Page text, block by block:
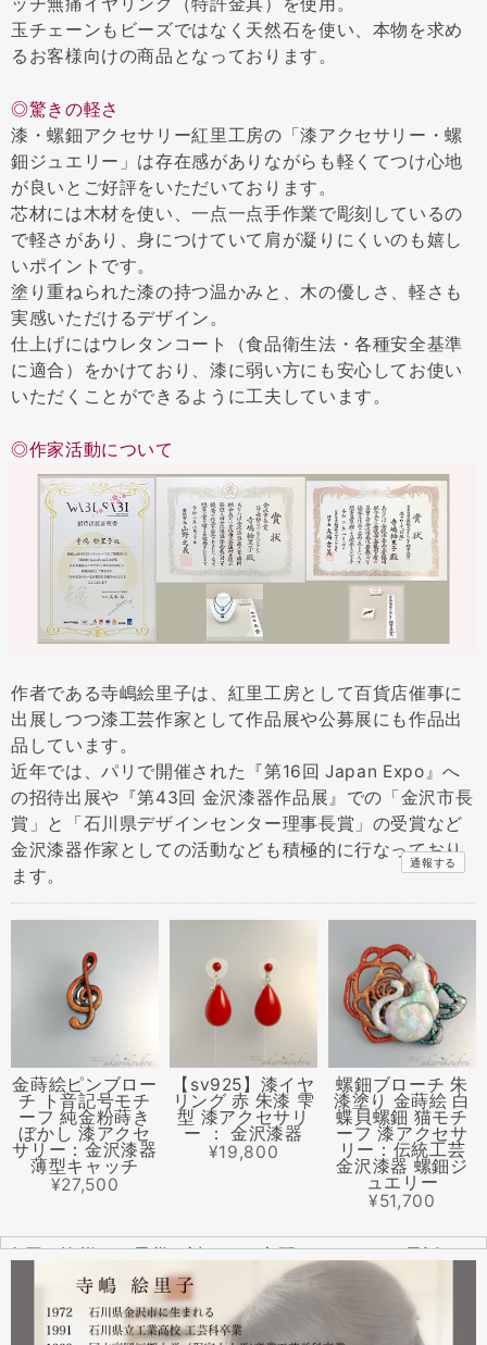
玉チェーンもビーズではなく天然石を使い、本物を求め
るお客様向けの商品となっております。
◎驚きの軽さ
漆・螺鈿アクセサリー紅里工房の「漆アクセサリー・螺
鈿ジュエリー」は存在感がありながらも軽くてつけ心地
が良いとご好評をいただいております。
芯材には木材を使い、一点一点手作業で彫刻しているの
で軽さがあり、身につけていて肩が凝りにくいのも嬉し
いポイントです。
塗り重ねられた漆の持つ温かみと、木の優しさ、軽さも
実感いただけるデザイン。
仕上げにはウレタンコート（食品衛生法・各種安全基準
に適合）をかけており、漆に弱い方にも安心してお使い
いただくことができるように工夫しています。
◎作家活動について
作者である寺嶋絵里子は、紅里工房として百貨店催事に
出展しつつ漆工芸作家として作品展や公募展にも作品出
品しています。
近年では、パリで開催された『第16回 Japan Expo』へ
の招待出展や『第43回 金沢漆器作品展』での「金沢市長
賞」と「石川県デザインセンター理事長賞」の受賞など
金沢漆器作家としての活動なども積極的に行なっており
ます。
通報する
金蒔絵ピンブロー
チ ト音記号モチ
ーフ 純金粉蒔き
ぼかし 漆アクセ
サリー：金沢漆器
薄型キャッチ
¥27,500
【sv925】漆イヤ
リング 赤 朱漆 雫
型 漆アクセサリ
ー ： 金沢漆器
¥19,800
螺鈿ブローチ 朱
漆塗り 金蒔絵 白
蝶貝螺鈿 猫モチ
ーフ 漆アクセサ
リー：伝統工芸
金沢漆器 螺鈿ジ
ュエリー
¥51,700
全国の皆様より震災に対するご心配のメールやお電話をた
くさんいただきました。ありがとうございます。
幸い紅里工房にはそれほどの被害もなく、ただいま通常の
営業をしております。配送につきましても金沢から発送す